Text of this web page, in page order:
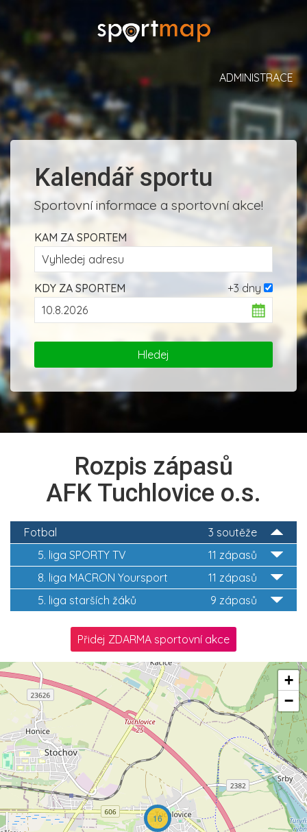
ADMINISTRACE
Kalendář sportu
Sportovní informace a sportovní akce!
KAM ZA SPORTEM
+3 dny
KDY ZA SPORTEM
Rozpis zápasů
AFK Tuchlovice o.s.
3 soutěže
Fotbal
11 zápasů
5. liga SPORTY TV
11 zápasů
8. liga MACRON Yoursport
9 zápasů
5. liga starších žáků
Přidej ZDARMA sportovní akce
16
+
−